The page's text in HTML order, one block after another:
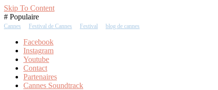
Skip To Content
# Populaire
Cannes Festival de Cannes Festival blog de cannes
Facebook
Instagram
Youtube
Contact
Partenaires
Cannes Soundtrack